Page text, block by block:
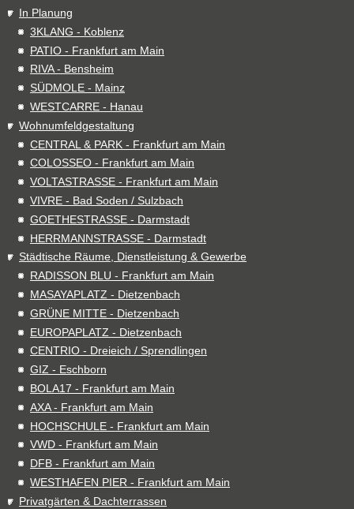
In Planung
3KLANG - Koblenz
PATIO - Frankfurt am Main
RIVA - Bensheim
SÜDMOLE - Mainz
WESTCARRE - Hanau
Wohnumfeldgestaltung
CENTRAL & PARK - Frankfurt am Main
COLOSSEO - Frankfurt am Main
VOLTASTRASSE - Frankfurt am Main
VIVRE - Bad Soden / Sulzbach
GOETHESTRASSE - Darmstadt
HERRMANNSTRASSE - Darmstadt
Städtische Räume, Dienstleistung & Gewerbe
RADISSON BLU - Frankfurt am Main
MASAYAPLATZ - Dietzenbach
GRÜNE MITTE - Dietzenbach
EUROPAPLATZ - Dietzenbach
CENTRIO - Dreieich / Sprendlingen
GIZ - Eschborn
BOLA17 - Frankfurt am Main
AXA - Frankfurt am Main
HOCHSCHULE - Frankfurt am Main
VWD - Frankfurt am Main
DFB - Frankfurt am Main
WESTHAFEN PIER - Frankfurt am Main
Privatgärten & Dachterrassen